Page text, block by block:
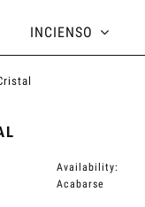
INCIENSO
Availability:
Acabarse